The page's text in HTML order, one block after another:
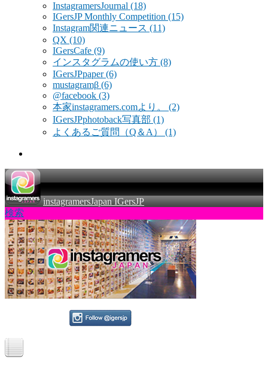
InstagramersJournal (18)
IGersJP Monthly Competition (15)
Instagram関連ニュース (11)
QX (10)
IGersCafe (9)
インスタグラムの使い方 (8)
IGersJPpaper(6)
mustagramβ (6)
@facebook (3)
本家instagramers.comより。 (2)
IGersJPphotoback写真部 (1)
よくあるご質問（Q＆A） (1)
instagramersJapan IGersJP
検索